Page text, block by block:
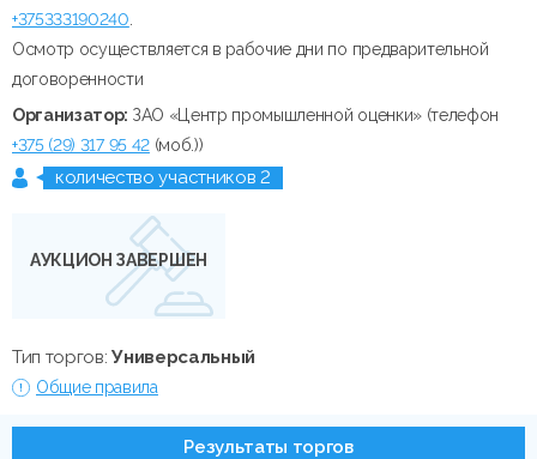
+375333190240
Осмотр осуществляется в рабочие дни по предварительной
договоренности
Организатор: ЗАО «Центр промышленной оценки» (телефон
+375 (29) 317 95 42(моб.))
количество участников 2
АУКЦИОН ЗАВЕРШЕН
Тип торгов:Универсальный
Общие правила
Результаты торгов